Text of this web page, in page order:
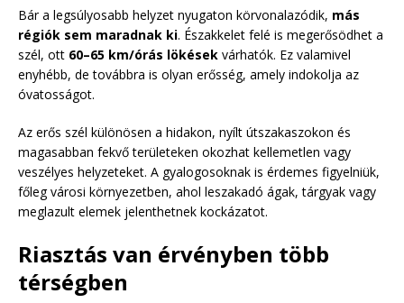
Bár a legsúlyosabb helyzet nyugaton körvonalazódik, más
régiók sem maradnak ki. Északkelet felé is megerősödhet a
szél, ott 60–65 km/órás lökések várhatók. Ez valamivel
enyhébb, de továbbra is olyan erősség, amely indokolja az
óvatosságot.
Az erős szél különösen a hidakon, nyílt útszakaszokon és
magasabban fekvő területeken okozhat kellemetlen vagy
veszélyes helyzeteket. A gyalogosoknak is érdemes figyelniük,
főleg városi környezetben, ahol leszakadó ágak, tárgyak vagy
meglazult elemek jelenthetnek kockázatot.
Riasztás van érvényben több
térségben